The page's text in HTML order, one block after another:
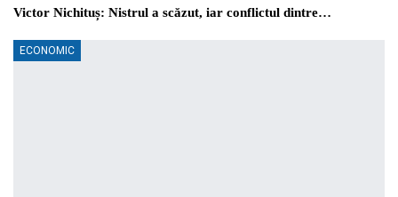
Victor Nichituș: Nistrul a scăzut, iar conflictul dintre…
ECONOMIC